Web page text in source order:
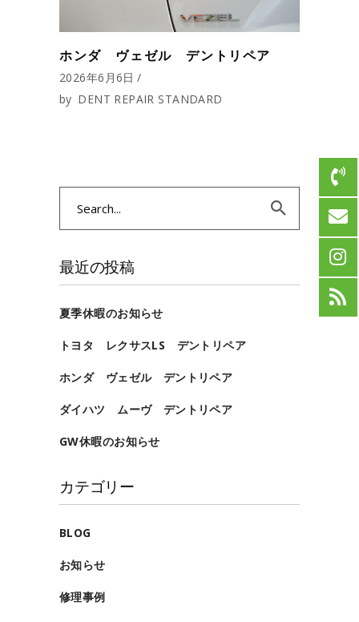
ホンダ ヴェゼル デントリペア
2026年6月6日
by DENT REPAIR STANDARD
最近の投稿
夏季休暇のお知らせ
トヨタ レクサスLS デントリペア
ホンダ ヴェゼル デントリペア
ダイハツ ムーヴ デントリペア
GW休暇のお知らせ
カテゴリー
BLOG
お知らせ
修理事例